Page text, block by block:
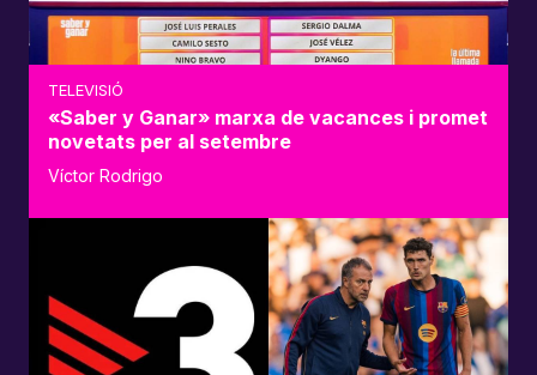
TELEVISIÓ
«Saber y Ganar» marxa de vacances i promet
novetats per al setembre
Víctor Rodrigo